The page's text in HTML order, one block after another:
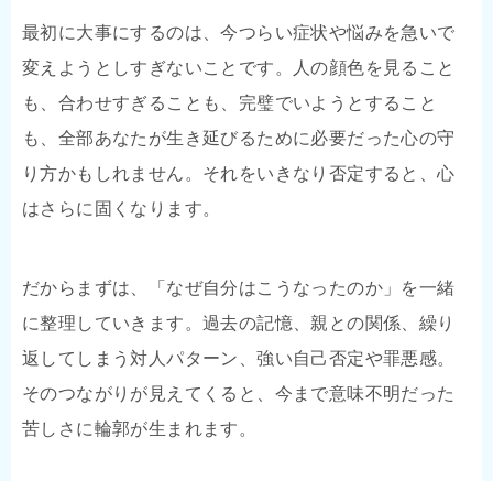
最初に大事にするのは、今つらい症状や悩みを急いで
変えようとしすぎないことです。人の顔色を見ること
も、合わせすぎることも、完璧でいようとすること
も、全部あなたが生き延びるために必要だった心の守
り方かもしれません。それをいきなり否定すると、心
はさらに固くなります。
だからまずは、「なぜ自分はこうなったのか」を一緒
に整理していきます。過去の記憶、親との関係、繰り
返してしまう対人パターン、強い自己否定や罪悪感。
そのつながりが見えてくると、今まで意味不明だった
苦しさに輪郭が生まれます。